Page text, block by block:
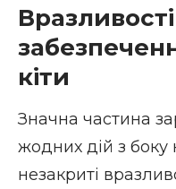
кіти
Значна частина
жодних дій з
незакриті